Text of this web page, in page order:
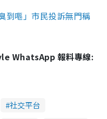
到嘔」市民投訴無門稱
WhatsApp 報料專線:
社交平台